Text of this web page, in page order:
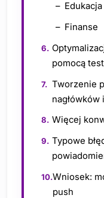
Edukacja
Finanse
pomocą
Tworzenie
nagłówków
Więcej
Typowe
Wniosek:
push